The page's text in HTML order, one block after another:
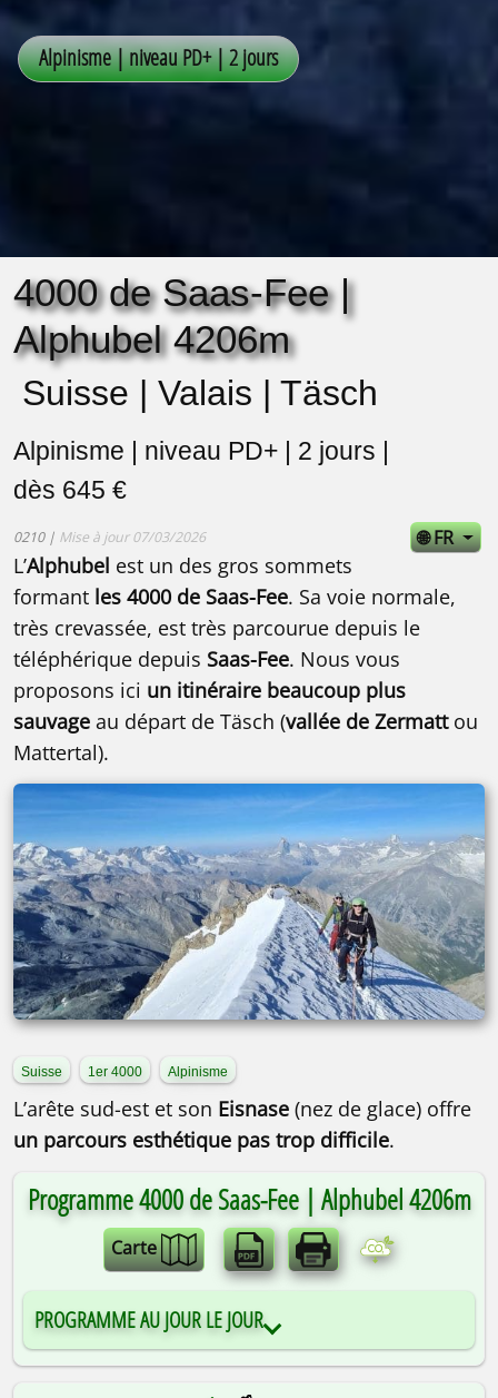
4000 de Saas-Fee |
Alphubel 4206m
Suisse | Valais | Täsch
Alpinisme | niveau PD+ | 2 jours |
dès 645 €
0210 | Mise à jour 07/03/2026 🌐 FR
L’Alphubel est un des gros sommets
formant les 4000 de Saas-Fee. Sa voie normale,
très crevassée, est très parcourue depuis le
téléphérique depuis Saas-Fee. Nous vous
proposons ici un itinéraire beaucoup plus
sauvage au départ de Täsch (vallée de Zermattou
Mattertal).
Suisse 1er 4000 Alpinisme
L’arête sud-est et son Eisnase (nez de glace) offre
un parcours esthétique pas trop difficile.
Programme 4000 de Saas-Fee | Alphubel 4206m
Carte
PROGRAMME AU JOUR LE JOUR